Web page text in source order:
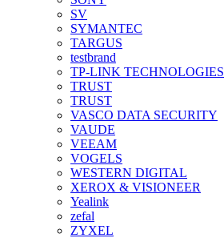
SV
SYMANTEC
TARGUS
testbrand
TP-LINK TECHNOLOGIES
TRUST
TRUST
VASCO DATA SECURITY
VAUDE
VEEAM
VOGELS
WESTERN DIGITAL
XEROX & VISIONEER
Yealink
zefal
ZYXEL